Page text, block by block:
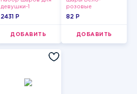
девушки-1
2431 P
ДОБАВИТЬ
розовые
пастельные
82 P
ДОБАВИТЬ